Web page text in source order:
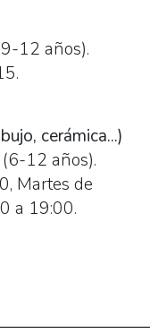
12 años).
cerámica...)
12 años).
Martes de
a 19:00.